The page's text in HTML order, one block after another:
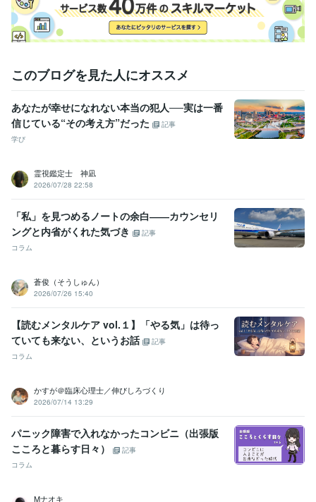
の悩み
在宅看護 ヤングケアラー 看取り 親孝行 精神科看護
このブログを見た人にオススメ
あなたが幸せになれない本当の犯人──実は一番
信じている“その考え方”だった
記事
学び
霊視鑑定士 神凪
2026/07/28 22:58
「私」を見つめるノートの余白――カウンセリ
ングと内省がくれた気づき
記事
コラム
蒼俊（そうしゅん）
2026/07/26 15:40
【読むメンタルケア vol.１】「やる気」は待っ
ていても来ない、というお話
記事
コラム
かすが＠臨床心理士／伸びしろづくり
2026/07/14 13:29
パニック障害で入れなかったコンビニ（出張版
こころと暮らす日々）
記事
コラム
Mナオキ